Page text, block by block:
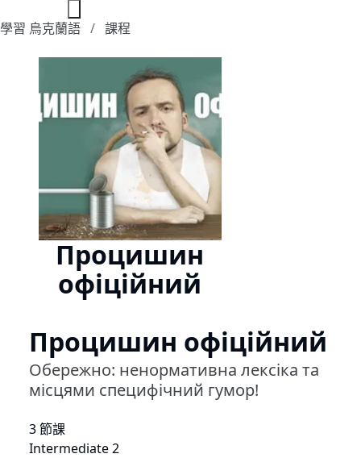
學習 烏克蘭語 課程
Процишин
офіційний
Процишин офіційний
Обережно: ненормативна лексіка та
місцями специфічний гумор!
3 節課
Intermediate 2